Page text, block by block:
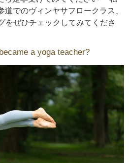
でのヴィンヤサフロークラス、
をぜひチェックしてみてくださ
a yoga teacher?